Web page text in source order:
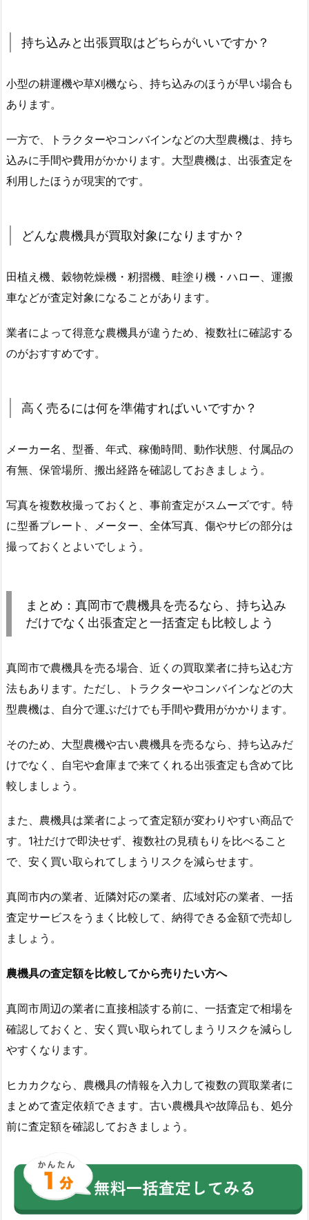
持ち込みと出張買取はどちらがいいですか？
小型の耕運機や草刈機なら、持ち込みのほうが早い場合も
あります。
一方で、トラクターやコンバインなどの大型農機は、持ち
込みに手間や費用がかかります。大型農機は、出張査定を
利用したほうが現実的です。
どんな農機具が買取対象になりますか？
田植え機、穀物乾燥機・籾摺機、畦塗り機・ハロー、運搬
車などが査定対象になることがあります。
業者によって得意な農機具が違うため、複数社に確認する
のがおすすめです。
高く売るには何を準備すればいいですか？
メーカー名、型番、年式、稼働時間、動作状態、付属品の
有無、保管場所、搬出経路を確認しておきましょう。
写真を複数枚撮っておくと、事前査定がスムーズです。特
に型番プレート、メーター、全体写真、傷やサビの部分は
撮っておくとよいでしょう。
まとめ：真岡市で農機具を売るなら、持ち込み
だけでなく出張査定と一括査定も比較しよう
真岡市で農機具を売る場合、近くの買取業者に持ち込む方
法もあります。ただし、トラクターやコンバインなどの大
型農機は、自分で運ぶだけでも手間や費用がかかります。
そのため、大型農機や古い農機具を売るなら、持ち込みだ
けでなく、自宅や倉庫まで来てくれる出張査定も含めて比
較しましょう。
また、農機具は業者によって査定額が変わりやすい商品で
す。1社だけで即決せず、複数社の見積もりを比べること
で、安く買い取られてしまうリスクを減らせます。
真岡市内の業者、近隣対応の業者、広域対応の業者、一括
査定サービスをうまく比較して、納得できる金額で売却し
ましょう。
農機具の査定額を比較してから売りたい方へ
真岡市周辺の業者に直接相談する前に、一括査定で相場を
確認しておくと、安く買い取られてしまうリスクを減らし
やすくなります。
ヒカカクなら、農機具の情報を入力して複数の買取業者に
まとめて査定依頼できます。古い農機具や故障品も、処分
前に査定額を確認しておきましょう。